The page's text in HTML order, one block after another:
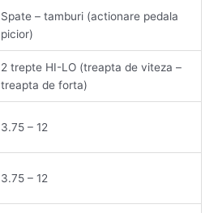
Spate – tamburi (actionare pedala
picior)
2 trepte HI-LO (treapta de viteza –
treapta de forta)
3.75 – 12
3.75 – 12